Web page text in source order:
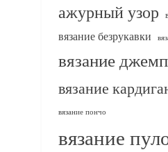
ажурный узор
вязание безрукавки
вязание
вязание
вязание пончо
вязание